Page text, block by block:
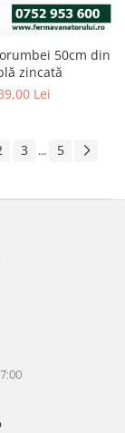
50cm din
zincată
Lei
3 ... 5